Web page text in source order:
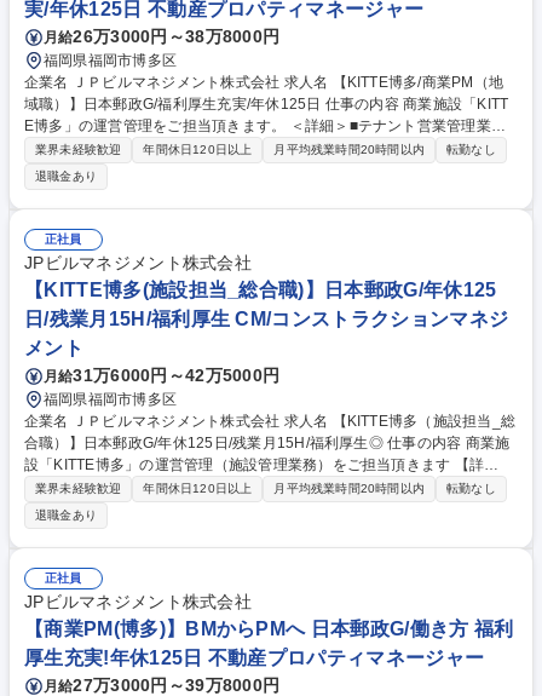
実/年休125日 不動産プロパティマネージャー
月給26万3000円～38万8000円
福岡県福岡市博多区
企業名 ＪＰビルマネジメント株式会社 求人名 【KITTE博多/商業PM（地
域職）】日本郵政G/福利厚生充実/年休125日 仕事の内容 商業施設「KITT
E博多」の運営管理をご担当頂きます。 ＜詳細＞■テナント営業管理業務
(テナント管理、テナントリレーション、営業分析、契約事務代行等) ■販
売促進・マーケティング業務(販促、イベント、集客、広報、マーケティ
ング分析、顧客調査等)■売上金管理業務(賃料・経費の徴収及び預り金返還
の遂行等)■テナント会運営（テナント会の運営、総務活動、店長会実施
等）■施設管理業務（防災・設備・清掃等ビル管理とテナントとの調整
等）■工事管理業務（中長期修繕計画作成、工事発注・管理、テナント工
事管理等）■業務に関する各種手続き業務等 募集職種 【KITTE博多/商業P
M（地域職）】日本郵政G/福利厚生充実/年休125日
業界未経験歓迎 年間休日120日以上 月平均残業時間20時間以内
転勤なし
退職金あり
正社員
JPビルマネジメント株式会社
【KITTE博多(施設担当_総合職)】日本郵政G/年休125
日/残業月15H/福利厚生 CM/コンストラクションマネジ
メント
月給31万6000円～42万5000円
福岡県福岡市博多区
企業名 ＪＰビルマネジメント株式会社 求人名 【KITTE博多（施設担当_総
合職）】日本郵政G/年休125日/残業月15H/福利厚生◎ 仕事の内容 商業施
設「KITTE博多」の運営管理（施設管理業務）をご担当頂きます 【詳
細】・施設管理業務（設備・清掃・警備等ビルメンテナンス会社等の統括
管理業務（業務進捗管理監督、指導等）） ・施設の運営管理業務（事業者
対応業務、PMレポート、提案業務、施設の維持保全等） ・テナント対応
業務（施設管理に係る各種問い合わせ対応等) ・各種計画の策定・遂行業
務（施設管理計画、エネルギー管理、省エネ計画、修繕計画、予算・実績
管理等） ・業務に関する各種手続き業務 募集職種 【KITTE博多（施設担
当_総合職）】日本郵政G/年休125日/残業月15H/福利厚生◎
業界未経験歓迎 年間休日120日以上 月平均残業時間20時間以内
転勤なし
退職金あり
正社員
JPビルマネジメント株式会社
【商業PM(博多)】BMからPMへ 日本郵政G/働き方 福利
厚生充実!年休125日 不動産プロパティマネージャー
月給27万3000円～39万8000円